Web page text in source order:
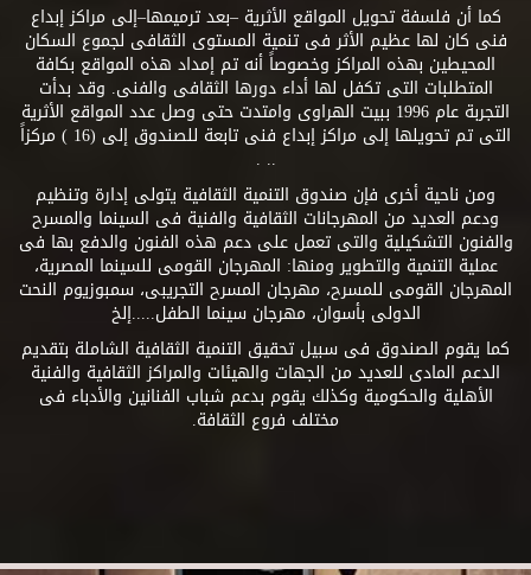
كما أن فلسفة تحويل المواقع الأثرية –بعد ترميمها–إلى مراكز إبداع
فنى كان لها عظيم الأثر فى تنمية المستوى الثقافى لجموع السكان
المحيطين بهذه المراكز وخصوصاً أنه تم إمداد هذه المواقع بكافة
المتطلبات التى تكفل لها أداء دورها الثقافى والفنى. وقد بدأت
التجربة عام 1996 ببيت الهراوى وامتدت حتى وصل عدد المواقع الأثرية
التى تم تحويلها إلى مراكز إبداع فنى تابعة للصندوق إلى (16 ) مركزاً
.. .
ومن ناحية أخرى فإن صندوق التنمية الثقافية يتولى إدارة وتنظيم
ودعم العديد من المهرجانات الثقافية والفنية فى السينما والمسرح
والفنون التشكيلية والتى تعمل على دعم هذه الفنون والدفع بها فى
عملية التنمية والتطوير ومنها: المهرجان القومى للسينما المصرية،
المهرجان القومى للمسرح، مهرجان المسرح التجريبى، سمبوزيوم النحت
الدولى بأسوان، مهرجان سينما الطفل.....إلخ
كما يقوم الصندوق فى سبيل تحقيق التنمية الثقافية الشاملة بتقديم
الدعم المادى للعديد من الجهات والهيئات والمراكز الثقافية والفنية
الأهلية والحكومية وكذلك يقوم بدعم شباب الفنانين والأدباء فى
مختلف فروع الثقافة.